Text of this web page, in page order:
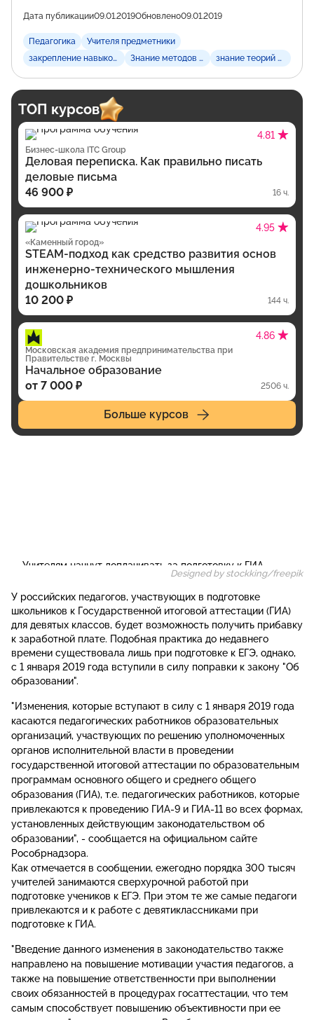
Дата публикации09.01.2019Обновлено09.01.2019
Педагогика
Учителя предметники
закрепление навыков обученияЗнание методов обучениязнание теорий
ТОП курсов
4.81
Бизнес-школа ITC Group
Деловая переписка. Как правильно писать
деловые письма
46 900 ₽
16 ч.
4.95
«Каменный город»
STEAM-подход как средство развития основ
инженерно-технического мышления
дошкольников
10 200 ₽
144 ч.
4.86
Московская академия предпринимательства при
Правительстве г. Москвы
Начальное образование
от 7 000 ₽
2506 ч.
Больше курсов
Designed by stockking/freepik
У российских педагогов, участвующих в подготовке
школьников к Государственной итоговой аттестации (ГИА)
для девятых классов, будет возможность получить прибавку
к заработной плате. Подобная практика до недавнего
времени существовала лишь при подготовке к ЕГЭ, однако,
с 1 января 2019 года вступили в силу поправки к закону "Об
образовании".
"Изменения, которые вступают в силу с 1 января 2019 года
касаются педагогических работников образовательных
организаций, участвующих по решению уполномоченных
органов исполнительной власти в проведении
государственной итоговой аттестации по образовательным
программам основного общего и среднего общего
образования (ГИА), т.е. педагогических работников, которые
привлекаются к проведению ГИА-9 и ГИА-11 во всех формах,
установленных действующим законодательством об
образовании", - сообщается на официальном сайте
Рособрнадзора.
Как отмечается в сообщении, ежегодно порядка 300 тысяч
учителей занимаются сверхурочной работой при
подготовке учеников к ЕГЭ. При этом те же самые педагоги
привлекаются и к работе с девятиклассниками при
подготовке к ГИА.
"Введение данного изменения в законодательство также
направлено на повышение мотивации участия педагогов, а
также на повышение ответственности при выполнении
своих обязанностей в процедурах госаттестации, что тем
самым способствует повышению объективности при ее